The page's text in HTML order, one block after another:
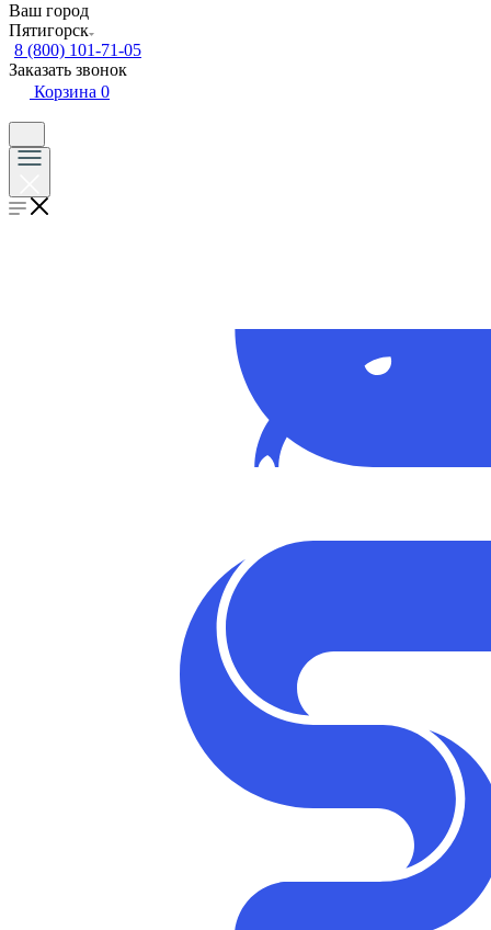
Ваш город
Пятигорск
8 (800) 101-71-05
Заказать звонок
Корзина 0